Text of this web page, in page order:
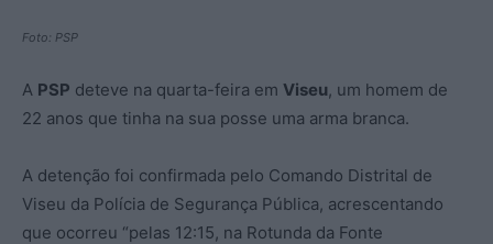
Foto: PSP
A PSP deteve na quarta-feira em Viseu, um homem de
22 anos que tinha na sua posse uma arma branca.
A detenção foi confirmada pelo Comando Distrital de
Viseu da Polícia de Segurança Pública, acrescentando
que ocorreu “pelas 12:15, na Rotunda da Fonte